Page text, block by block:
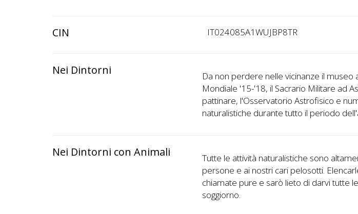
CIN IT024085A1WUJBP8TR
Nei Dintorni
Da non perdere nelle vicinanze il museo
Mondiale '15-'18, il Sacrario Militare ad
pattinare, l'Osservatorio Astrofisico e
naturalistiche durante tutto il periodo
Nei Dintorni con Animali
Tutte le attività naturalistiche sono
persone e ai nostri cari pelosotti.
chiamate pure e sarò lieto di darvi tutte
soggiorno.